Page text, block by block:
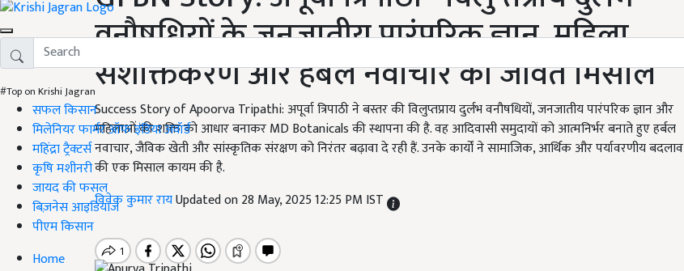
#Top on Krishi Jagran
सफल किसान
मिलेनियर फार्मर ऑफ इंडिया अवॉर्ड
महिंद्रा ट्रैक्टर्स
कृषि मशीनरी
जायद की फसल
बिज़नेस आइडियाज
पीएम किसान
Home
वनौषधियों के जनजातीय पारंपरिक ज्ञान, महिला
सशक्तिकरण और हर्बल नवाचार की जीवंत मिसाल
Success Story of Apoorva Tripathi: अपूर्वा त्रिपाठी ने बस्तर की विलुप्तप्राय दुर्लभ वनौषधियों, जनजातीय पारंपरिक ज्ञान और
महिलाओं की शक्ति को आधार बनाकर MD Botanicals की स्थापना की है. वह आदिवासी समुदायों को आत्मनिर्भर बनाते हुए हर्बल
नवाचार, जैविक खेती और सांस्कृतिक संरक्षण को निरंतर बढ़ावा दे रही हैं. उनके कार्यों ने सामाजिक, आर्थिक और पर्यावरणीय बदलाव
की एक मिसाल कायम की है.
विवेक कुमार रायUpdated on 28 May, 2025 12:25 PM IST